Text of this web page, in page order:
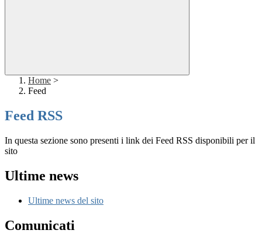
Home >
Feed
Feed RSS
In questa sezione sono presenti i link dei Feed RSS disponibili per il
sito
Ultime news
Ultime news del sito
Comunicati